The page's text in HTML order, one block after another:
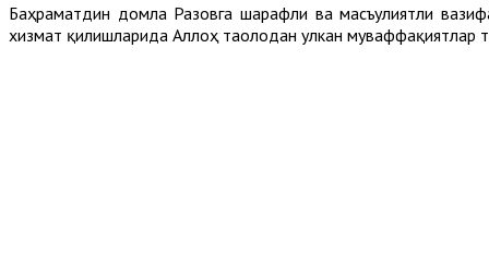
Баҳраматдин домла Разовга шарафли ва масъулиятли
хизмат қилишларида Аллоҳ таолодан улкан муваффақиятлар